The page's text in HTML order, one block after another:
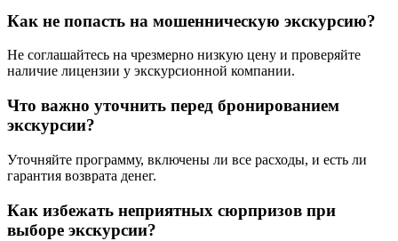
Как не попасть на мошенническую экскурсию?
Не соглашайтесь на чрезмерно низкую цену и проверяйте
наличие лицензии у экскурсионной компании.
Что важно уточнить перед бронированием
экскурсии?
Уточняйте программу, включены ли все расходы, и есть ли
гарантия возврата денег.
Как избежать неприятных сюрпризов при
выборе экскурсии?